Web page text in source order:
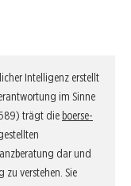
Intelligenz erstellt
im Sinne
trägt die boerse-
dar und
verstehen. Sie